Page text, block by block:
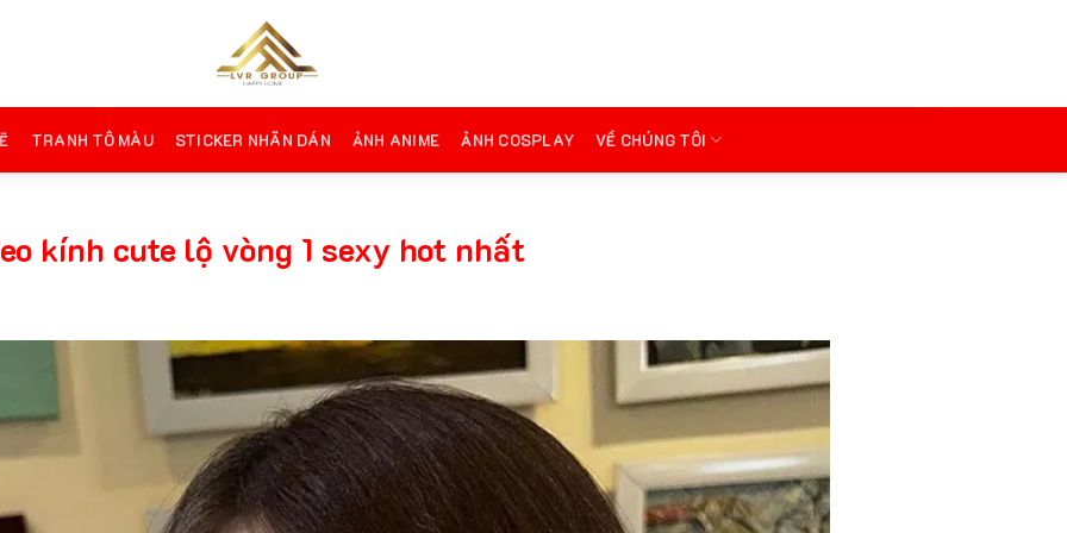
TRANH TÔ MÀU STICKER NHÃN DÁN ẢNH ANIME ẢNH COSPLAY VỀ CHÚNG TÔI
kính cute lộ vòng 1 sexy hot nhất